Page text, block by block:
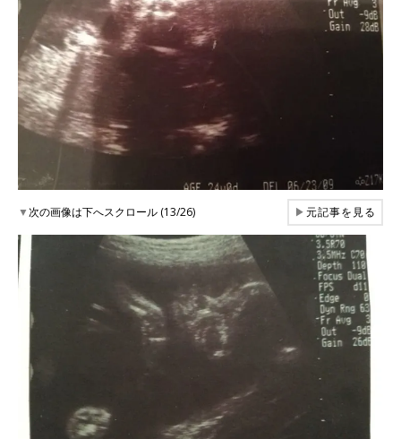
▼次の画像は下へスクロール (13/26) ▶元記事を見る